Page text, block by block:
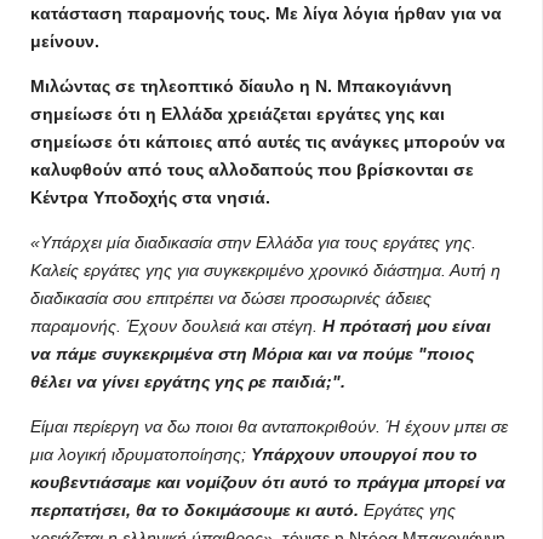
κατάσταση παραμονής τους. Με λίγα λόγια ήρθαν για να
μείνουν.
Μιλώντας σε τηλεοπτικό δίαυλο η Ν. Μπακογιάννη
σημείωσε ότι η Ελλάδα χρειάζεται εργάτες γης και
σημείωσε ότι κάποιες από αυτές τις ανάγκες μπορούν να
καλυφθούν από τους αλλοδαπούς που βρίσκονται σε
Κέντρα Υποδοχής στα νησιά.
«Υπάρχει μία διαδικασία στην Ελλάδα για τους εργάτες γης.
Καλείς εργάτες γης για συγκεκριμένο χρονικό διάστημα. Αυτή η
διαδικασία σου επιτρέπει να δώσει προσωρινές άδειες
παραμονής. Έχουν δουλειά και στέγη. Η πρότασή μου είναι
να πάμε συγκεκριμένα στη Μόρια και να πούμε "ποιος
θέλει να γίνει εργάτης γης ρε παιδιά;".
Είμαι περίεργη να δω ποιοι θα ανταποκριθούν. Ή έχουν μπει σε
μια λογική ιδρυματοποίησης; Υπάρχουν υπουργοί που το
κουβεντιάσαμε και νομίζουν ότι αυτό το πράγμα μπορεί να
περπατήσει, θα το δοκιμάσουμε κι αυτό. Εργάτες γης